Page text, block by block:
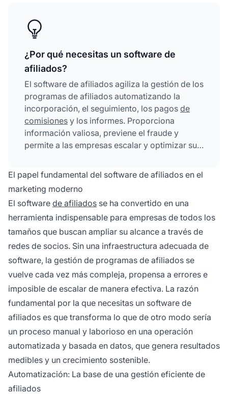
¿Por qué necesitas un software de
afiliados?
El software de afiliados agiliza la gestión de los
programas de afiliados automatizando la
incorporación, el seguimiento, los pagos de
comisiones y los informes. Proporciona
información valiosa, previene el fraude y
permite a las empresas escalar y optimizar sus
eficiente.
El papel fundamental del software de afiliados en el
marketing moderno
El software de afiliados se ha convertido en una
herramienta indispensable para empresas de todos los
tamaños que buscan ampliar su alcance a través de
redes de socios. Sin una infraestructura adecuada de
software, la gestión de programas de afiliados se
vuelve cada vez más compleja, propensa a errores e
imposible de escalar de manera efectiva. La razón
fundamental por la que necesitas un software de
afiliados es que transforma lo que de otro modo sería
un proceso manual y laborioso en una operación
automatizada y basada en datos, que genera resultados
medibles y un crecimiento sostenible.
Automatización: La base de una gestión eficiente de
afiliados